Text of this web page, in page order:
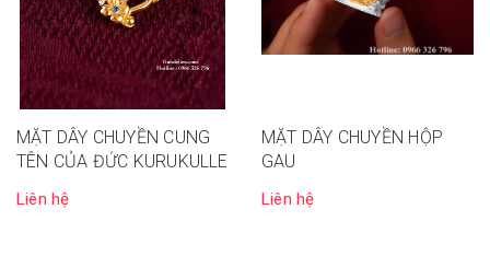
MẶT DÂY CHUYỀN CUNG
TÊN CỦA ĐỨC KURUKULLE
Liên hệ
MẶT DÂY CHUYỀN HỘP
GAU
Liên hệ